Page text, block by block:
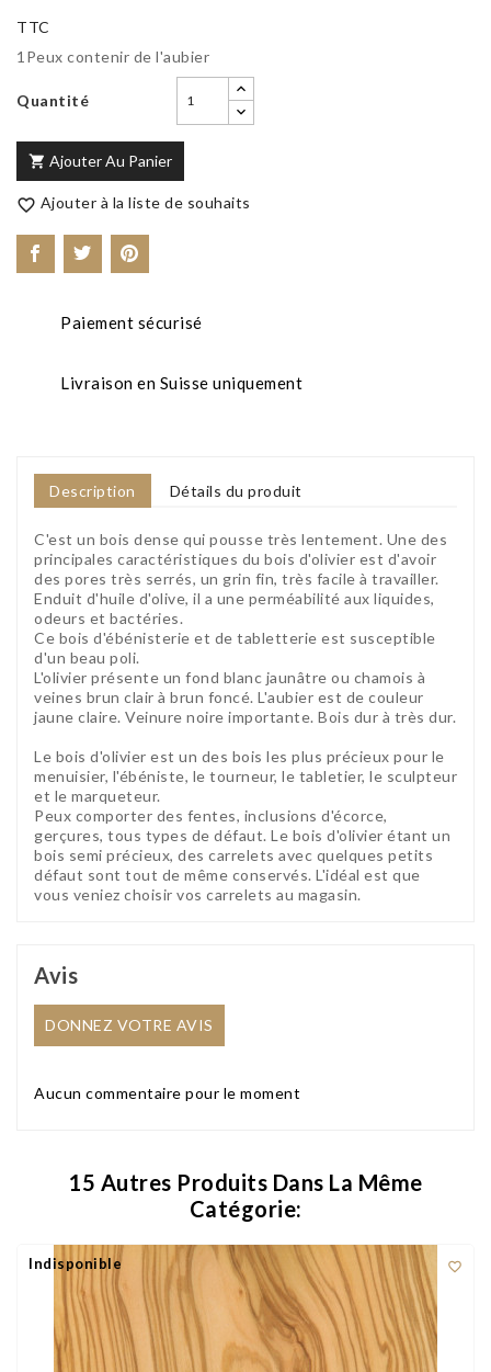
TTC
1Peux contenir de l'aubier
Quantité
 Ajouter Au Panier
 Ajouter à la liste de souhaits
Paiement sécurisé
Livraison en Suisse uniquement
Description Détails du produit
C'est un bois dense qui pousse très lentement. Une des
principales caractéristiques du bois d'olivier est d'avoir
des pores très serrés, un grin fin, très facile à travailler.
Enduit d'huile d'olive, il a une perméabilité aux liquides,
odeurs et bactéries.
Ce bois d'ébénisterie et de tabletterie est susceptible
d'un beau poli.
L'olivier présente un fond blanc jaunâtre ou chamois à
veines brun clair à brun foncé. L'aubier est de couleur
jaune claire. Veinure noire importante. Bois dur à très dur.
Le bois d'olivier est un des bois les plus précieux pour le
menuisier, l'ébéniste, le tourneur, le tabletier, le sculpteur
et le marqueteur.
Peux comporter des fentes, inclusions d'écorce,
gerçures, tous types de défaut. Le bois d'olivier étant un
bois semi précieux, des carrelets avec quelques petits
défaut sont tout de même conservés. L'idéal est que
vous veniez choisir vos carrelets au magasin.
Avis
DONNEZ VOTRE AVIS
Aucun commentaire pour le moment
15 Autres Produits Dans La Même
Catégorie:

Indisponible